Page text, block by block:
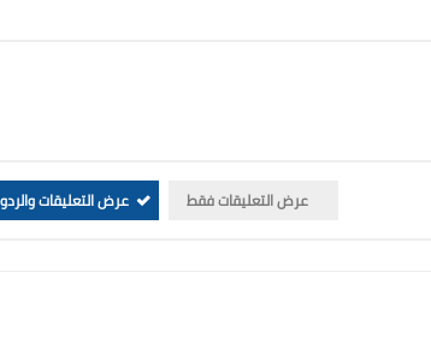
عرض التعليقات فقط عرض التعليقات